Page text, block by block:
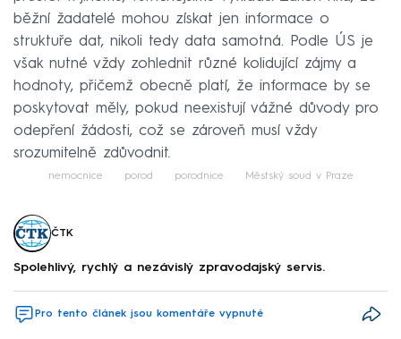
běžní žadatelé mohou získat jen informace o
struktuře dat, nikoli tedy data samotná. Podle ÚS je
však nutné vždy zohlednit různé kolidující zájmy a
hodnoty, přičemž obecně platí, že informace by se
poskytovat měly, pokud neexistují vážné důvody pro
odepření žádosti, což se zároveň musí vždy
srozumitelně zdůvodnit.
nemocnice porod porodnice Městský soud v Praze
ČTK
Spolehlivý, rychlý a nezávislý zpravodajský servis.
Pro tento článek jsou komentáře vypnuté